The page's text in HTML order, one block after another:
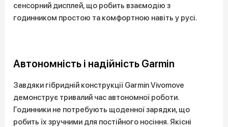
сенсорний дисплей, що робить взаємодію з
годинником простою та комфортною навіть у русі.
Автономність і надійність Garmin
Завдяки гібридній конструкції Garmin Vivomove
демонструє тривалий час автономної роботи.
Годинники не потребують щоденної зарядки, що
робить їх зручними для постійного носіння. Якісні